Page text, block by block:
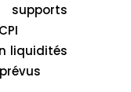
liquidités